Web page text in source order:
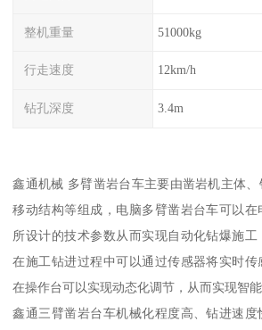
整机重量 51000kg
行走速度 12km/h
钻孔深度 3.4m
鑫通机械 多臂凿岩台车主要由凿岩机主体
移动结构等组成，电脑多臂凿岩台车可以在
所设计的技术参数从而实现自动化钻爆施
在施工钻进过程中可以通过传感器将实时传
在操作台可以实现动态化调节，从而实现智能
鑫通三臂凿岩台车机械化程度高、钻进速